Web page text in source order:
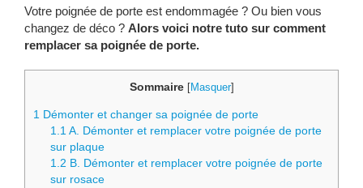
Votre poignée de porte est endommagée ? Ou bien vous
changez de déco ? Alors voici notre tuto sur comment
remplacer sa poignée de porte.
Sommaire [Masquer]
1 Démonter et changer sa poignée de porte
1.1A. Démonter et remplacer votre poignée de porte
sur plaque
1.2 B. Démonter et remplacer votre poignée de porte
sur rosace